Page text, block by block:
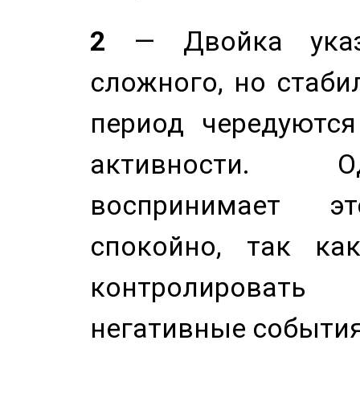
2 — Двойка
сложного, но
период
активности.
воспринимает
спокойно, так
негативные